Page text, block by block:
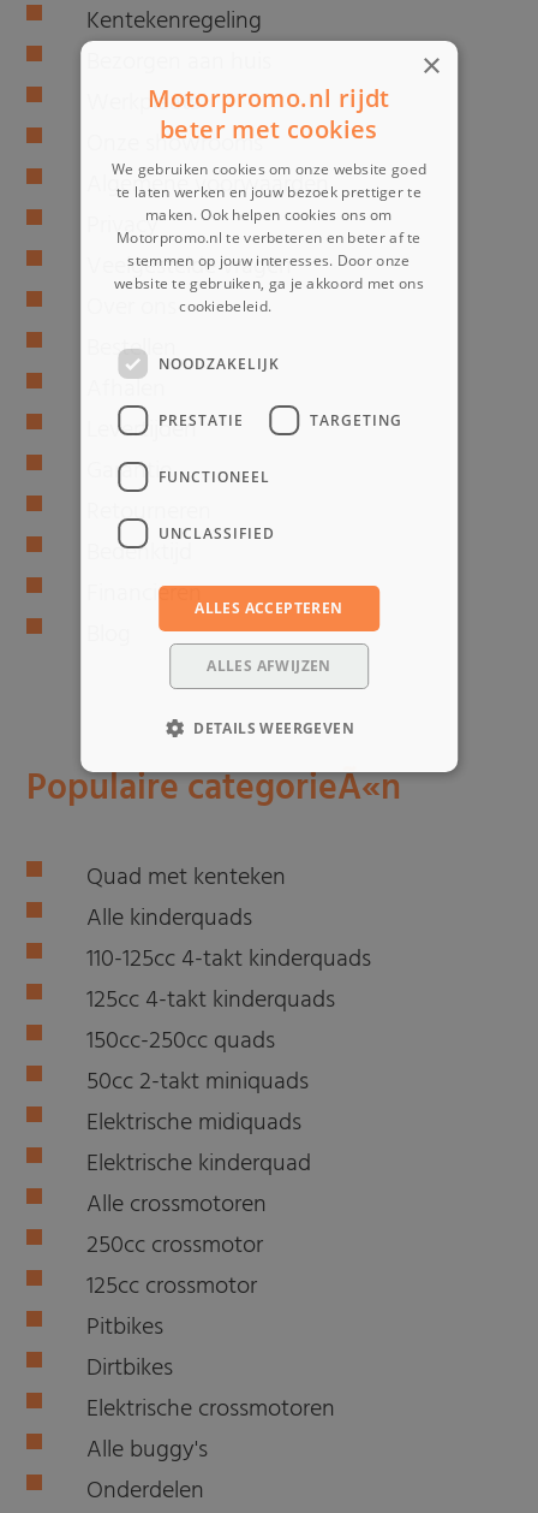
Kentekenregeling
Werkplaats
Onze showrooms
Algemene voorwaarden
Privacy
Veelgestelde vragen
Bestellen
Afhalen
Levertijden
Garantie
Retourneren
Bedenktijd
Financieren
Populaire categorieÃ«n
Quad met kenteken
Alle kinderquads
110-125cc 4-takt kinderquads
125cc 4-takt kinderquads
150cc-250cc quads
50cc 2-takt miniquads
Elektrische midiquads
Elektrische kinderquad
Alle crossmotoren
250cc crossmotor
125cc crossmotor
Pitbikes
Dirtbikes
Elektrische crossmotoren
Alle buggy's
Onderdelen
×
Motorpromo.nl rijdt
beter met cookies
We gebruiken cookies om onze website goed
te laten werken en jouw bezoek prettiger te
maken. Ook helpen cookies ons om
Motorpromo.nl te verbeteren en beter af te
stemmen op jouw interesses. Door onze
website te gebruiken, ga je akkoord met ons
cookiebeleid.
NOODZAKELIJK
PRESTATIE TARGETING
FUNCTIONEEL
UNCLASSIFIED
ALLES ACCEPTEREN
ALLES AFWIJZEN
DETAILS WEERGEVEN